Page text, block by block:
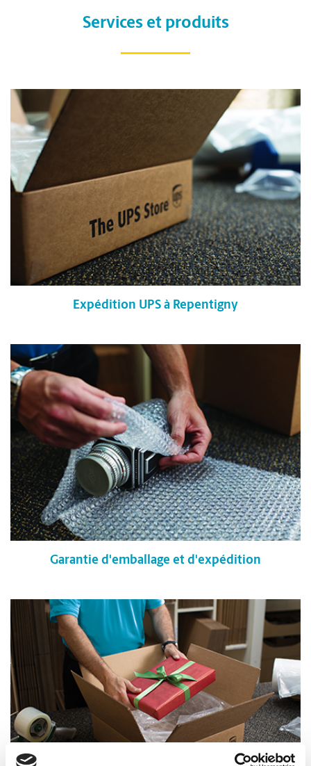
Services et produits
Expédition UPS à Repentigny
Garantie d'emballage et d'expédition